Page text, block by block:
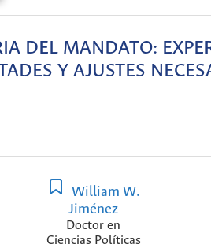
DEL MANDATO:
Y AJUSTES
William W.
Jiménez
Doctor en
Ciencias Políticas